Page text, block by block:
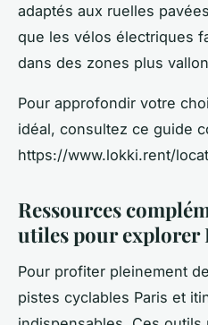
adaptés aux ruelles
que les vélos électriques
dans des zones plus
Pour approfondir votre
idéal, consultez ce guide
https://www.lokki.rent/
Ressources
utiles pour explorer
Pour profiter pleinement
pistes cyclables Paris et